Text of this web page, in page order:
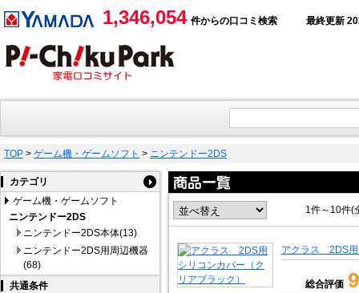
1,346,054 件からの口コミ検索 最終更新
TOP > ゲーム機・ゲームソフト > ニンテンドー2DS
カテゴリ
ゲーム機・ゲームソフト
ニンテンドー2DS
ニンテンドー2DS本体(13)
ニンテンドー2DS用周辺機器
(68)
共通条件
1件～10件
アクラス 2DS用
総合評価